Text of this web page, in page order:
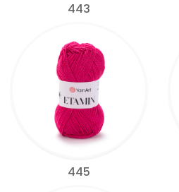
443
445